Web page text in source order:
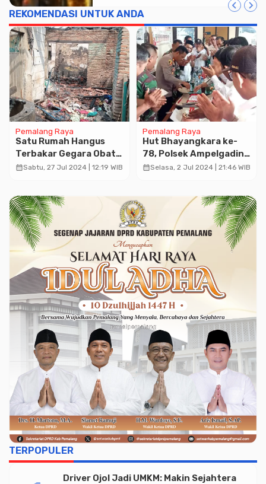
Advertisment
REKOMENDASI UNTUK ANDA
Pemalang Raya
Satu Rumah Hangus
Terbakar Gegara Obat
Nyamuk Bakar
calendar_monthSabtu, 27 Jul 2024 | 12:19 WIB
Pemalang Raya
Hut Bhayangkara ke-
78, Polsek Ampelgading
Dapat Surprise dari
calendar_monthSelasa, 2 Jul 2024 | 21:46 WIB
TERPOPULER
Driver Ojol Jadi UMKM: Makin Sejahtera